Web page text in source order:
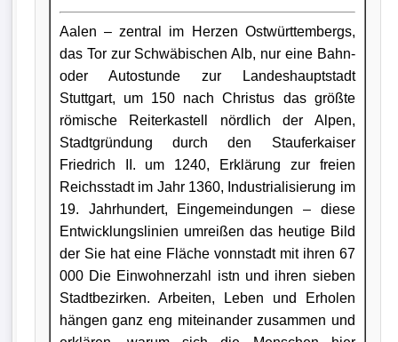
Aalen – zentral im Herzen Ostwürttembergs,
das Tor zur Schwäbischen Alb, nur eine Bahn-
oder Autostunde zur Landeshauptstadt
Stuttgart, um 150 nach Christus das größte
römische Reiterkastell nördlich der Alpen,
Stadtgründung durch den Stauferkaiser
Friedrich II. um 1240, Erklärung zur freien
Reichsstadt im Jahr 1360, Industrialisierung im
19. Jahrhundert, Eingemeindungen – diese
Entwicklungslinien umreißen das heutige Bild
der Sie hat eine Fläche vonnstadt mit ihren 67
000 Die Einwohnerzahl istn und ihren sieben
Stadtbezirken. Arbeiten, Leben und Erholen
hängen ganz eng miteinander zusammen und